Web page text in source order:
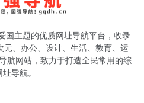
国主题的优质网址导航平台，收录
、办公、设计、生活、教育、运
航网站，致力于打造全民常用的综
导航。